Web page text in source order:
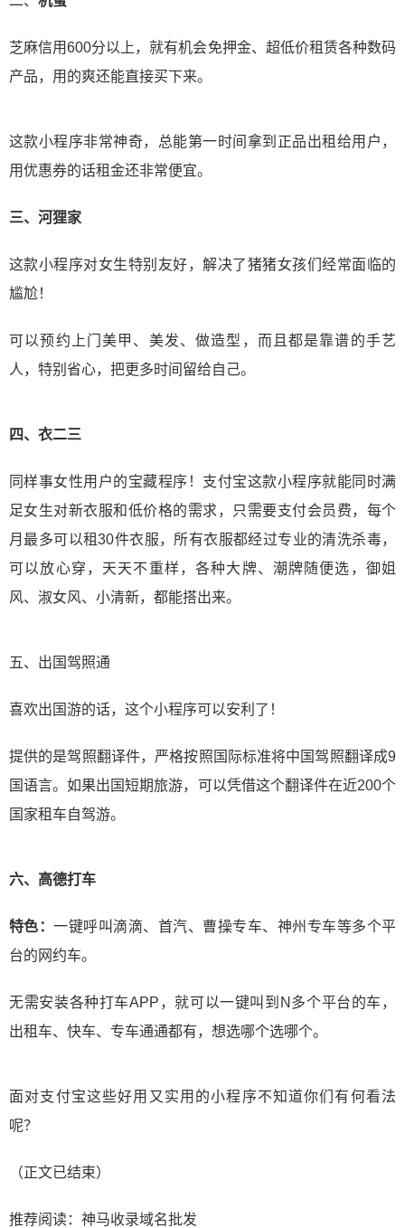
芝麻信用600分以上，就有机会免押金、超低价租赁各种数码
产品，用的爽还能直接买下来。
这款小程序非常神奇，总能第一时间拿到正品出租给用户，
用优惠券的话租金还非常便宜。
三、河狸家
这款小程序对女生特别友好，解决了猪猪女孩们经常面临的
尴尬！
可以预约上门美甲、美发、做造型，而且都是靠谱的手艺
人，特别省心，把更多时间留给自己。
四、衣二三
同样事女性用户的宝藏程序！支付宝这款小程序就能同时满
足女生对新衣服和低价格的需求，只需要支付会员费，每个
月最多可以租30件衣服，所有衣服都经过专业的清洗杀毒，
可以放心穿，天天不重样，各种大牌、潮牌随便选，御姐
风、淑女风、小清新，都能搭出来。
五、出国驾照通
喜欢出国游的话，这个小程序可以安利了！
提供的是驾照翻译件，严格按照国际标准将中国驾照翻译成9
国语言。如果出国短期旅游，可以凭借这个翻译件在近200个
国家租车自驾游。
六、高德打车
特色：一键呼叫滴滴、首汽、曹操专车、神州专车等多个平
台的网约车。
无需安装各种打车APP，就可以一键叫到N多个平台的车，
出租车、快车、专车通通都有，想选哪个选哪个。
面对支付宝这些好用又实用的小程序不知道你们有何看法
呢？
（正文已结束）
推荐阅读： 神马收录域名批发